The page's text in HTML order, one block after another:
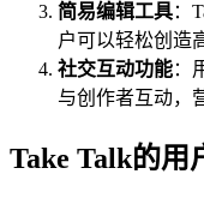
简易编辑工具：
户可以轻松创造
社交互动功能：
与创作者互动，
Take Talk的用